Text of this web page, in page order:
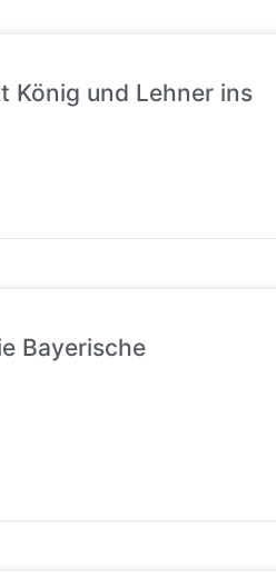
König und Lehner ins
Bayerische